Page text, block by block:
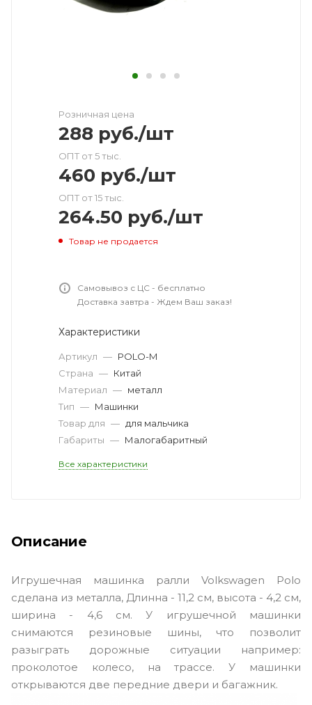
Розничная цена
288 руб./шт
ОПТ от 5 тыс.
460 руб./шт
ОПТ от 15 тыс.
264.50 руб./шт
Товар не продается
Самовывоз с ЦС - бесплатно
Доставка завтра - Ждем Ваш заказ!
Характеристики
Артикул — POLO-M
Страна — Китай
Материал — металл
Тип — Машинки
Товар для — для мальчика
Габариты — Малогабаритный
Все характеристики
Описание
Игрушечная машинка ралли Volkswagen Polo
сделана из металла, Длинна - 11,2 см, высота - 4,2 см,
ширина - 4,6 см. У игрушечной машинки
снимаются резиновые шины, что позволит
разыграть дорожные ситуации например:
проколотое колесо, на трассе. У машинки
открываются две передние двери и багажник.